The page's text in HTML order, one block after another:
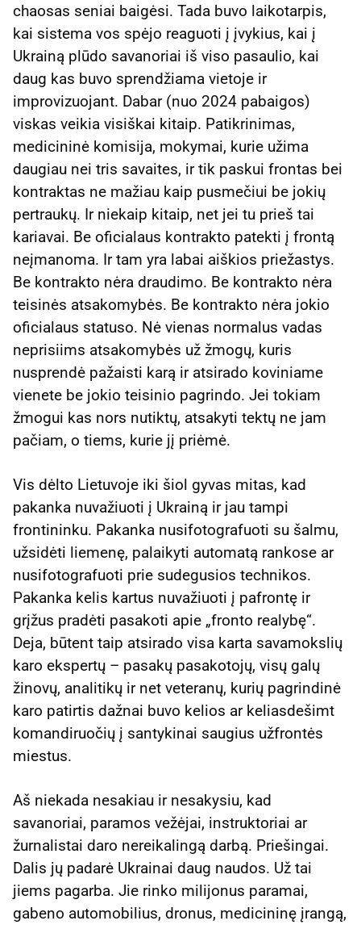
chaosas seniai baigėsi. Tada buvo laikotarpis,
kai sistema vos spėjo reaguoti į įvykius, kai į
Ukrainą plūdo savanoriai iš viso pasaulio, kai
daug kas buvo sprendžiama vietoje ir
improvizuojant. Dabar (nuo 2024 pabaigos)
viskas veikia visiškai kitaip. Patikrinimas,
medicininė komisija, mokymai, kurie užima
daugiau nei tris savaites, ir tik paskui frontas bei
kontraktas ne mažiau kaip pusmečiui be jokių
pertraukų. Ir niekaip kitaip, net jei tu prieš tai
kariavai. Be oficialaus kontrakto patekti į frontą
neįmanoma. Ir tam yra labai aiškios priežastys.
Be kontrakto nėra draudimo. Be kontrakto nėra
teisinės atsakomybės. Be kontrakto nėra jokio
oficialaus statuso. Nė vienas normalus vadas
neprisiims atsakomybės už žmogų, kuris
nusprendė pažaisti karą ir atsirado koviniame
vienete be jokio teisinio pagrindo. Jei tokiam
žmogui kas nors nutiktų, atsakyti tektų ne jam
pačiam, o tiems, kurie jį priėmė.
Vis dėlto Lietuvoje iki šiol gyvas mitas, kad
pakanka nuvažiuoti į Ukrainą ir jau tampi
frontininku. Pakanka nusifotografuoti su šalmu,
užsidėti liemenę, palaikyti automatą rankose ar
nusifotografuoti prie sudegusios technikos.
Pakanka kelis kartus nuvažiuoti į pafrontę ir
grįžus pradėti pasakoti apie „fronto realybę“.
Deja, būtent taip atsirado visa karta savamokslių
karo ekspertų – pasakų pasakotojų, visų galų
žinovų, analitikų ir net veteranų, kurių pagrindinė
karo patirtis dažnai buvo kelios ar keliasdešimt
komandiruočių į santykinai saugius užfrontės
miestus.
Aš niekada nesakiau ir nesakysiu, kad
savanoriai, paramos vežėjai, instruktoriai ar
žurnalistai daro nereikalingą darbą. Priešingai.
Dalis jų padarė Ukrainai daug naudos. Už tai
jiems pagarba. Jie rinko milijonus paramai,
gabeno automobilius, dronus, medicininę įrangą,